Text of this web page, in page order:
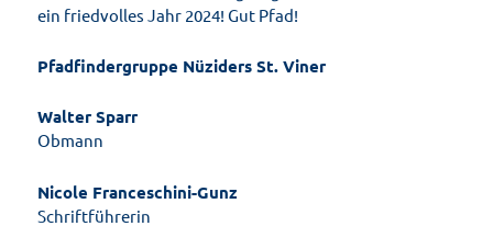
ein friedvolles Jahr 2024! Gut Pfad!
Pfadfindergruppe Nüziders St. Viner
Walter Sparr
Obmann
Nicole Franceschini-Gunz
Schriftführerin